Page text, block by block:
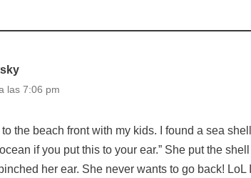
las 7:06 pm
to the beach front with my kids. I found a sea
if you put this to your ear.” She put the
her ear. She never wants to go back! LoL